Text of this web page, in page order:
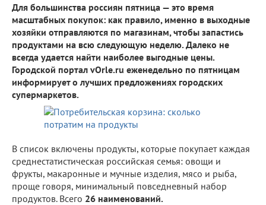
Для большинства россиян пятница — это время
масштабных покупок: как правило, именно в выходные
хозяйки отправляются по магазинам, чтобы запастись
продуктами на всю следующую неделю. Далеко не
всегда удается найти наиболее выгодные цены.
Городской портал vOrle.ru еженедельно по пятницам
информирует о лучших предложениях городских
супермаркетов.
В список включены продукты, которые покупает каждая
среднестатистическая российская семья: овощи и
фрукты, макаронные и мучные изделия, мясо и рыба,
проще говоря, минимальный повседневный набор
продуктов. Всего 26 наименований.